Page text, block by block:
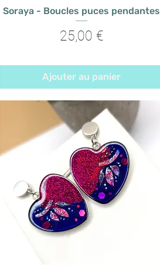
Soraya - Boucles puces pendantes
Prix
25,00 €
Ajouter au panier